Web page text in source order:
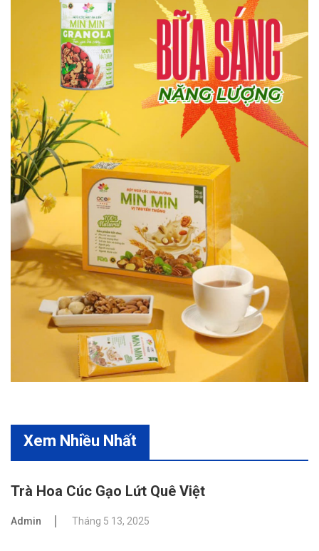
Xem Nhiều Nhất
Trà Hoa Cúc Gạo Lứt Quê Việt
Admin Tháng 5 13, 2025